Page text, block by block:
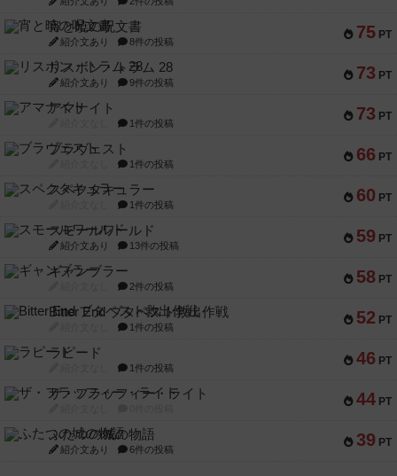
75 PT
宵と暁の呪文書
紹介文あり 8件の投稿
73 PT
リスボン・トラム 28
紹介文あり 9件の投稿
73 PT
アマナイト
1件の投稿
66 PT
ブラヴェスト
1件の投稿
60 PT
スペクタキュラー
1件の投稿
59 PT
スモールワールド
紹介文あり 13件の投稿
58 PT
ギャンブラー
2件の投稿
52 PT
Bitter End ブタペスト救出作戦
1件の投稿
46 PT
ラピード
1件の投稿
44 PT
ザ・フラッフィー・ライト
39 PT
ふたつの城の物語
紹介文あり 6件の投稿